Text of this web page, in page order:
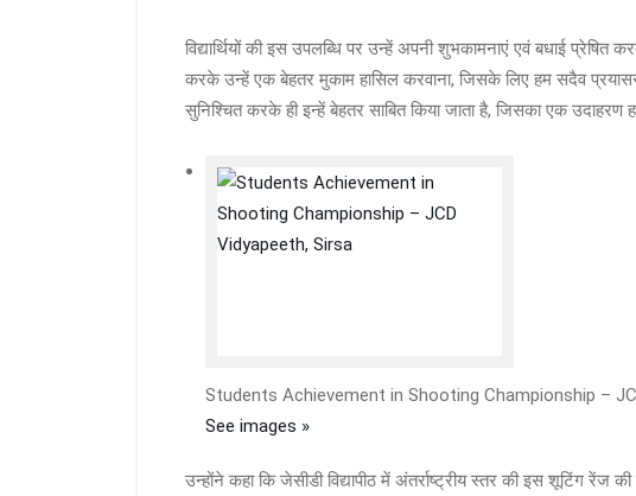
विद्यार्थियों की इस उपलब्धि पर उन्हें अपनी शुभकामनाएं एवं बधाई प्रेषित
करके उन्हें एक बेहतर मुकाम हासिल करवाना, जिसके लिए हम सदैव प्रयासरत्त
सुनिश्चित करके ही इन्हें बेहतर साबित किया जाता है, जिसका एक उदाहरण
Students Achievement in Shooting Championship –
See images »
उन्होंने कहा कि जेसीडी विद्यापीठ में अंतर्राष्ट्रीय स्तर की इस शूटिंग रेंज